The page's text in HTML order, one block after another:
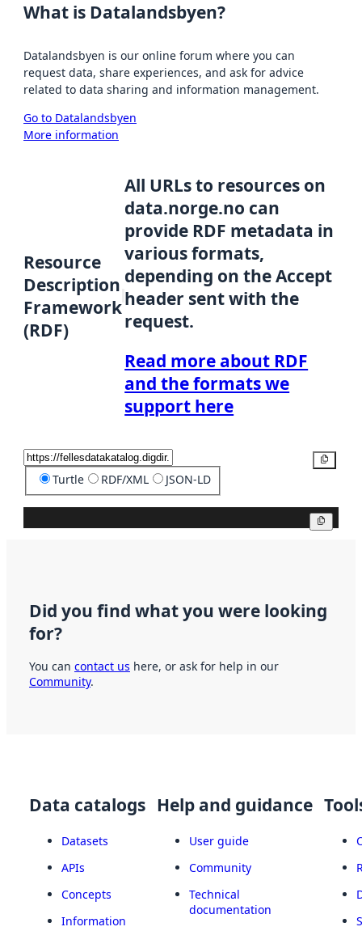
What is Datalandsbyen?
Datalandsbyen is our online forum where you can
request data, share experiences, and ask for advice
related to data sharing and information management.
Go to Datalandsbyen
More information
Resource
Description
Framework
(RDF)
All URLs to resources on
data.norge.no can
provide RDF metadata in
various formats,
depending on the Accept
header sent with the
request.
Read more about RDF
and the formats we
support here
Turtle RDF/XML JSON-LD
Did you find what you were looking
for?
You can contact us here, or ask for help in our
Community.
Data catalogs
Datasets
APIs
Concepts
Information
Help and guidance
User guide
Community
Technical
documentation